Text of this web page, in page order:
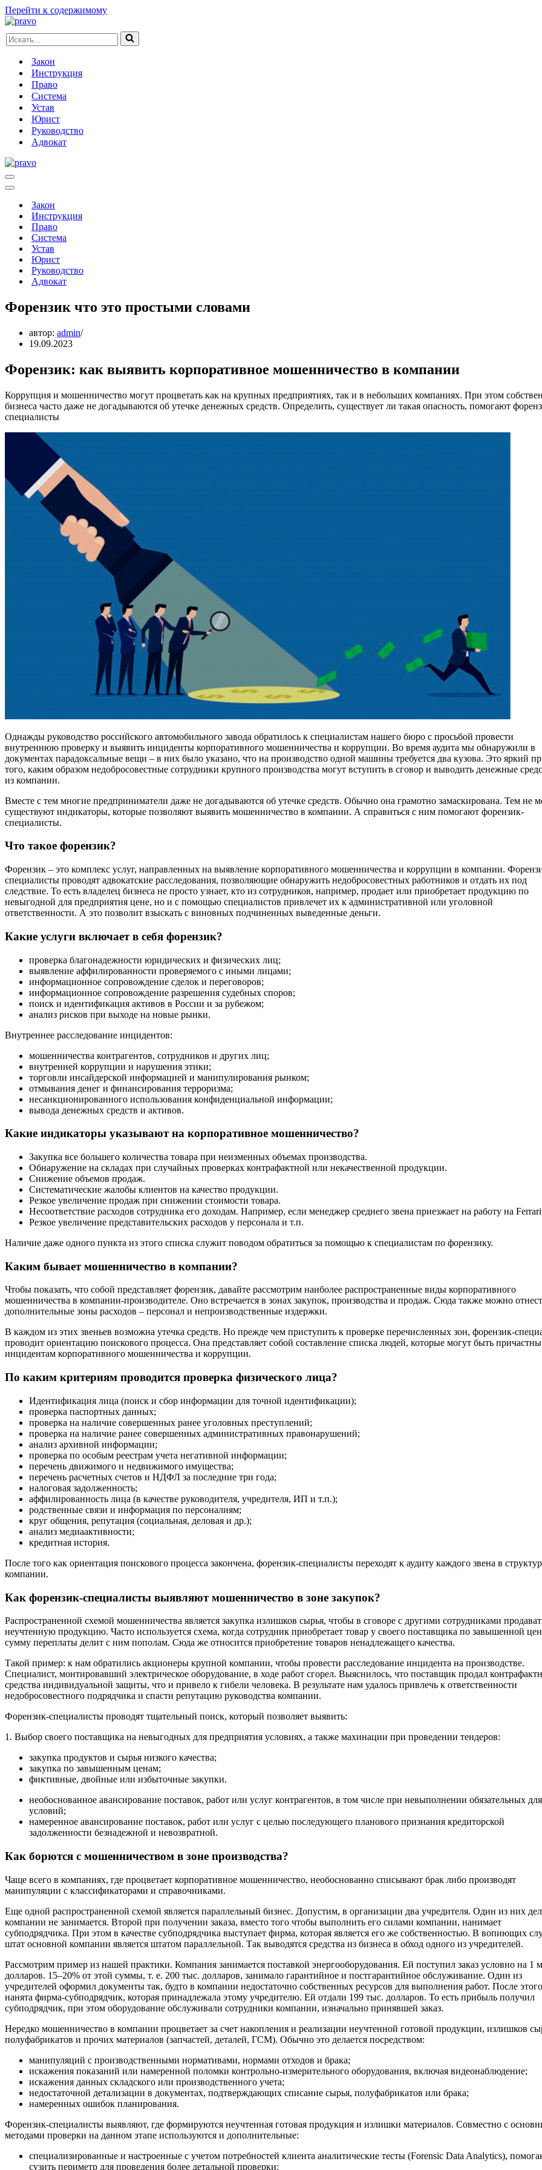
Перейти к содержимому
Искать...
Закон
Инструкция
Право
Система
Устав
Юрист
Руководство
Адвокат
Меню
навигации
Меню
навигацииЗакон
Инструкция
Право
Система
Устав
Юрист
Руководство
Адвокат
Форензик что это простыми словами
автор: admin
19.09.2023
Форензик: как выявить корпоративное мошенничество в компании
Коррупция и мошенничество могут процветать как на крупных предприятиях, так и в небольших компаниях. При этом
бизнеса часто даже не догадываются об утечке денежных средств. Определить, существует ли такая опасность, помогают
специалисты
Однажды руководство российского автомобильного завода обратилось к специалистам нашего бюро с просьбой провести
внутреннюю проверку и выявить инциденты корпоративного мошенничества и коррупции. Во время аудита мы обнаружили в
документах парадоксальные вещи – в них было указано, что на производство одной машины требуется два кузова. Это яркий
того, каким образом недобросовестные сотрудники крупного производства могут вступить в сговор и выводить денежные
из компании.
Вместе с тем многие предприниматели даже не догадываются об утечке средств. Обычно она грамотно замаскирована. Тем не
существуют индикаторы, которые позволяют выявить мошенничество в компании. А справиться с ним помогают форензик-
специалисты.
Что такое форензик?
Форензик – это комплекс услуг, направленных на выявление корпоративного мошенничества и коррупции в компании.
специалисты проводят адвокатские расследования, позволяющие обнаружить недобросовестных работников и отдать их под
следствие. То есть владелец бизнеса не просто узнает, кто из сотрудников, например, продает или приобретает продукцию по
невыгодной для предприятия цене, но и с помощью специалистов привлечет их к административной или уголовной
ответственности. А это позволит взыскать с виновных подчиненных выведенные деньги.
Какие услуги включает в себя форензик?
проверка благонадежности юридических и физических лиц;
выявление аффилированности проверяемого с иными лицами;
информационное сопровождение сделок и переговоров;
информационное сопровождение разрешения судебных споров;
поиск и идентификация активов в России и за рубежом;
анализ рисков при выходе на новые рынки.
Внутреннее расследование инцидентов:
мошенничества контрагентов, сотрудников и других лиц;
внутренней коррупции и нарушения этики;
торговли инсайдерской информацией и манипулирования рынком;
отмывания денег и финансирования терроризма;
несанкционированного использования конфиденциальной информации;
вывода денежных средств и активов.
Какие индикаторы указывают на корпоративное мошенничество?
Закупка все большего количества товара при неизменных объемах производства.
Обнаружение на складах при случайных проверках контрафактной или некачественной продукции.
Снижение объемов продаж.
Систематические жалобы клиентов на качество продукции.
Резкое увеличение продаж при снижении стоимости товара.
Несоответствие расходов сотрудника его доходам. Например, если менеджер среднего звена приезжает на работу на
Резкое увеличение представительских расходов у персонала и т.п.
Наличие даже одного пункта из этого списка служит поводом обратиться за помощью к специалистам по форензику.
Каким бывает мошенничество в компании?
Чтобы показать, что собой представляет форензик, давайте рассмотрим наиболее распространенные виды корпоративного
мошенничества в компании-производителе. Оно встречается в зонах закупок, производства и продаж. Сюда также можно
дополнительные зоны расходов – персонал и непроизводственные издержки.
В каждом из этих звеньев возможна утечка средств. Но прежде чем приступить к проверке перечисленных зон, форензик-
проводит ориентацию поискового процесса. Она представляет собой составление списка людей, которые могут быть
инцидентам корпоративного мошенничества и коррупции.
По каким критериям проводится проверка физического лица?
Идентификация лица (поиск и сбор информации для точной идентификации);
проверка паспортных данных;
проверка на наличие совершенных ранее уголовных преступлений;
проверка на наличие ранее совершенных административных правонарушений;
анализ архивной информации;
проверка по особым реестрам учета негативной информации;
перечень движимого и недвижимого имущества;
перечень расчетных счетов и НДФЛ за последние три года;
налоговая задолженность;
аффилированность лица (в качестве руководителя, учредителя, ИП и т.п.);
родственные связи и информация по персоналиям;
круг общения, репутация (социальная, деловая и др.);
анализ медиаактивности;
кредитная история.
После того как ориентация поискового процесса закончена, форензик-специалисты переходят к аудиту каждого звена в
компании.
Как форензик-специалисты выявляют мошенничество в зоне закупок?
Распространенной схемой мошенничества является закупка излишков сырья, чтобы в сговоре с другими сотрудниками
неучтенную продукцию. Часто используется схема, когда сотрудник приобретает товар у своего поставщика по завышенной
сумму переплаты делит с ним пополам. Сюда же относится приобретение товаров ненадлежащего качества.
Такой пример: к нам обратились акционеры крупной компании, чтобы провести расследование инцидента на производстве.
Специалист, монтировавший электрическое оборудование, в ходе работ сгорел. Выяснилось, что поставщик продал
средства индивидуальной защиты, что и привело к гибели человека. В результате нам удалось привлечь к ответственности
недобросовестного подрядчика и спасти репутацию руководства компании.
Форензик-специалисты проводят тщательный поиск, который позволяет выявить:
1. Выбор своего поставщика на невыгодных для предприятия условиях, а также махинации при проведении тендеров:
закупка продуктов и сырья низкого качества;
закупка по завышенным ценам;
фиктивные, двойные или избыточные закупки.
необоснованное авансирование поставок, работ или услуг контрагентов, в том числе при невыполнении обязательных
условий;
намеренное авансирование поставок, работ или услуг с целью последующего планового признания кредиторской
задолженности безнадежной и невозвратной.
Как борются с мошенничеством в зоне производства?
Чаще всего в компаниях, где процветает корпоративное мошенничество, необоснованно списывают брак либо производят
манипуляции с классификаторами и справочниками.
Еще одной распространенной схемой является параллельный бизнес. Допустим, в организации два учредителя. Один из них
компании не занимается. Второй при получении заказа, вместо того чтобы выполнить его силами компании, нанимает
субподрядчика. При этом в качестве субподрядчика выступает фирма, которая является его же собственностью. В вопиющих
штат основной компании является штатом параллельной. Так выводятся средства из бизнеса в обход одного из учредителей.
Рассмотрим пример из нашей практики. Компания занимается поставкой энергооборудования. Ей поступил заказ условно на 1
долларов. 15–20% от этой суммы, т. е. 200 тыс. долларов, занимало гарантийное и постгарантийное обслуживание. Один из
учредителей оформил документы так, будто в компании недостаточно собственных ресурсов для выполнения работ. После
нанята фирма-субподрядчик, которая принадлежала этому учредителю. Ей отдали 199 тыс. долларов. То есть прибыль получил
субподрядчик, при этом оборудование обслуживали сотрудники компании, изначально принявшей заказ.
Нередко мошенничество в компании процветает за счет накопления и реализации неучтенной готовой продукции, излишков
полуфабрикатов и прочих материалов (запчастей, деталей, ГСМ). Обычно это делается посредством:
манипуляций с производственными нормативами, нормами отходов и брака;
искажения показаний или намеренной поломки контрольно-измерительного оборудования, включая видеонаблюдение;
искажения данных складского или производственного учета;
недостаточной детализации в документах, подтверждающих списание сырья, полуфабрикатов или брака;
намеренных ошибок планирования.
Форензик-специалисты выявляют, где формируются неучтенная готовая продукция и излишки материалов. Совместно с
методами проверки на данном этапе используются и дополнительные:
специализированные и настроенные с учетом потребностей клиента аналитические тесты (Forensic Data Analytics),
сузить периметр для проведения более детальной проверки;